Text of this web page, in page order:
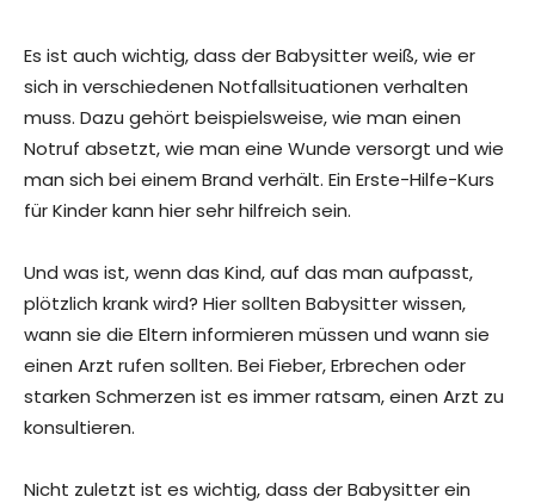
Es ist auch wichtig, dass der Babysitter weiß, wie er
sich in verschiedenen Notfallsituationen verhalten
muss. Dazu gehört beispielsweise, wie man einen
Notruf absetzt, wie man eine Wunde versorgt und wie
man sich bei einem Brand verhält. Ein Erste-Hilfe-Kurs
für Kinder kann hier sehr hilfreich sein.
Und was ist, wenn das Kind, auf das man aufpasst,
plötzlich krank wird? Hier sollten Babysitter wissen,
wann sie die Eltern informieren müssen und wann sie
einen Arzt rufen sollten. Bei Fieber, Erbrechen oder
starken Schmerzen ist es immer ratsam, einen Arzt zu
konsultieren.
Nicht zuletzt ist es wichtig, dass der Babysitter ein